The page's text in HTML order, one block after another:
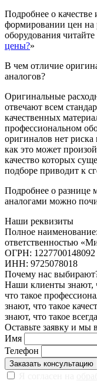
Подробнее о качестве
формировании цен на
оборудования
цены?»
В чем отличие
аналогов?
Оригинальные
отвечают всем
качественных
профессиональном
оригиналов нет риска
как это может
качество которых
подборе приводит к
Подробнее о разнице
аналогами можно
Наши реквизиты
Полное
ответственностью
ОГРН: 1227700148092
ИНН: 9725078018
Почему нас
Наши клиенты знают,
что такое
знают, что такое
знают, что такое
Оставьте заявку и мы
Имя
Телефон
Заказать консультацию